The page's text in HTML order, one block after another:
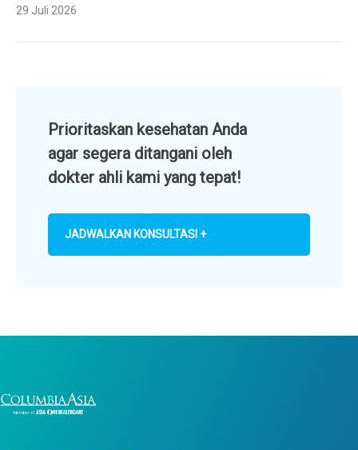
29 Juli 2026
Prioritaskan kesehatan Anda
agar segera ditangani oleh
dokter ahli kami yang tepat!
JADWALKAN KONSULTASI +